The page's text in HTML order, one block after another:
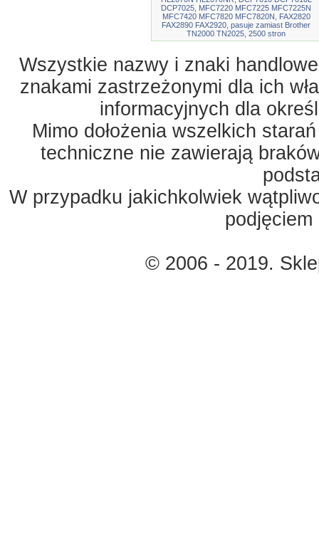
DCP7025, MFC7220 MFC7225 MFC7225N
MFC7420 MFC7820 MFC7820N, FAX2820
FAX2890 FAX2920, pasuje zamiast Brother
TN2000 TN2025, 2500 stron
Wszystkie nazwy i znaki
znakami zastrzeżonymi dla ich
informacyjnych dla
Mimo dołożenia wszelkich
techniczne nie zawierają
W przypadku jakichkolwiek
© 2006 - 2019.